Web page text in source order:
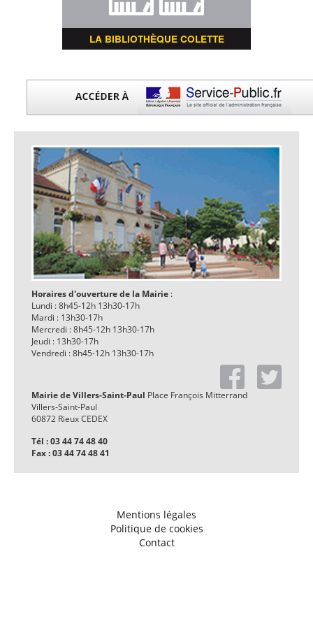
LA BIBLIOTHÈQUE COLETTE
Horaires d'ouverture de la Mairie :
Lundi : 8h45-12h 13h30-17h
Mardi : 13h30-17h
Mercredi : 8h45-12h 13h30-17h
Jeudi : 13h30-17h
Vendredi : 8h45-12h 13h30-17h
Mairie de Villers-Saint-Paul Place François Mitterrand
Villers-Saint-Paul
60872 Rieux CEDEX
Tél : 03 44 74 48 40
Fax : 03 44 74 48 41
Mentions légales
Politique de cookies
Contact